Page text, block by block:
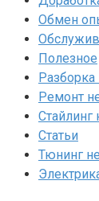
Обмен
Полезное
Разборка
Ремонт
Стайлинг
Статьи
Тюнинг